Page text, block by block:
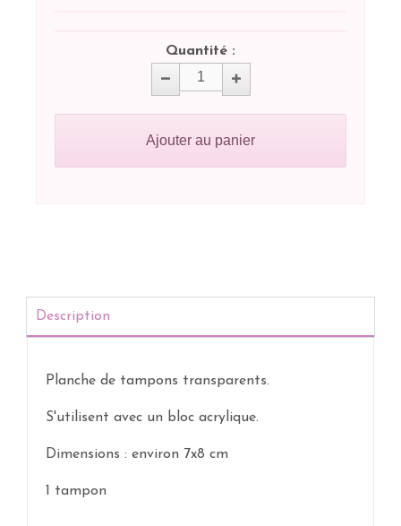
Quantité :
Ajouter au panier
Description
Planche de tampons transparents.
S'utilisent avec un bloc acrylique.
Dimensions : environ 7x8 cm
1 tampon